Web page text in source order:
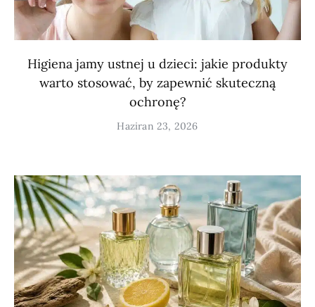
Higiena jamy ustnej u dzieci: jakie produkty
warto stosować, by zapewnić skuteczną
ochronę?
Haziran 23, 2026